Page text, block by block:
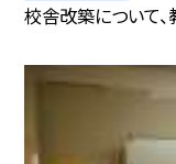
校舎改築について、